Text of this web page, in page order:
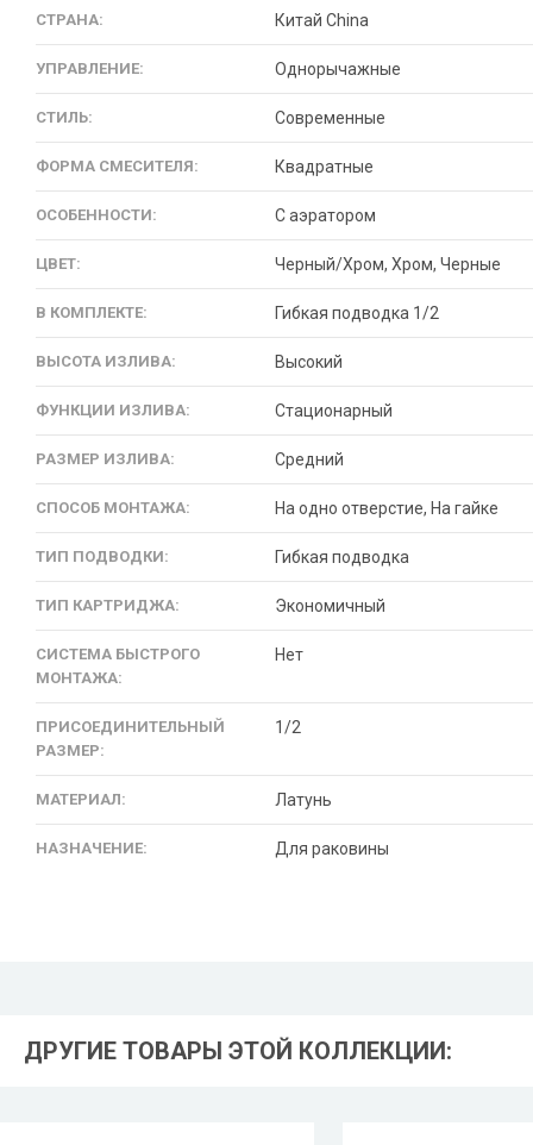
СТРАНА: Китай China
УПРАВЛЕНИЕ: Однорычажные
СТИЛЬ: Современные
ФОРМА СМЕСИТЕЛЯ: Квадратные
ОСОБЕННОСТИ: С аэратором
ЦВЕТ: Черный/Хром, Хром, Черные
В КОМПЛЕКТЕ: Гибкая подводка 1/2
ВЫСОТА ИЗЛИВА: Высокий
ФУНКЦИИ ИЗЛИВА: Стационарный
РАЗМЕР ИЗЛИВА: Средний
СПОСОБ МОНТАЖА: На одно отверстие, На гайке
ТИП ПОДВОДКИ: Гибкая подводка
ТИП КАРТРИДЖА: Экономичный
СИСТЕМА БЫСТРОГО
МОНТАЖА:
Нет
ПРИСОЕДИНИТЕЛЬНЫЙ
РАЗМЕР:
1/2
МАТЕРИАЛ: Латунь
НАЗНАЧЕНИЕ: Для раковины
ДРУГИЕ ТОВАРЫ ЭТОЙ КОЛЛЕКЦИИ: